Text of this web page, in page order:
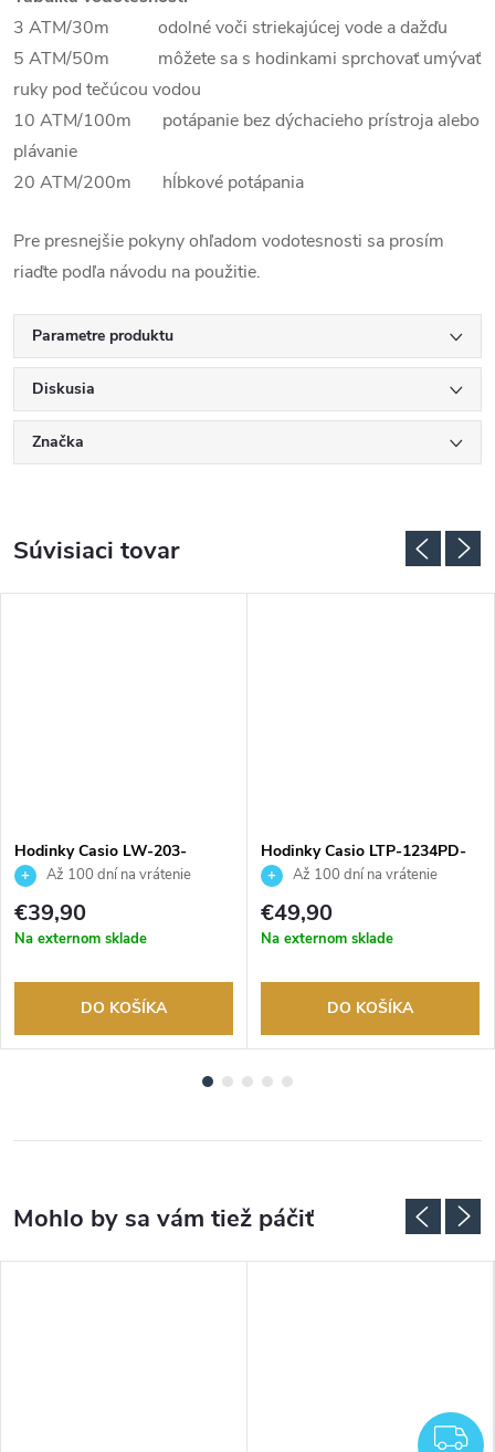
3 ATM/30m odolné voči striekajúcej vode a dažďu
5 ATM/50m môžete sa s hodinkami sprchovať umývať
ruky pod tečúcou vodou
10 ATM/100m potápanie bez dýchacieho prístroja alebo
plávanie
20 ATM/200m hĺbkové potápania
Pre presnejšie pokyny ohľadom vodotesnosti sa prosím
riaďte podľa návodu na použitie.
Parametre produktu
Diskusia
Značka
Súvisiaci tovar
Hodinky Casio LW-203-
1BVEFAž 100 dní na vrátenie
tovaru. Autorizovaný predajca.
€39,90
Na externom sklade
DO KOŠÍKA
Hodinky Casio LTP-1234PD-
7BEGAž 100 dní na vrátenie
tovaru. Autorizovaný predajca.
€49,90
Na externom sklade
DO KOŠÍKA